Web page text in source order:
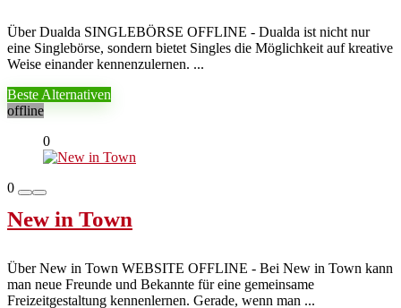
Über Dualda SINGLEBÖRSE OFFLINE - Dualda ist nicht nur
eine Singlebörse, sondern bietet Singles die Möglichkeit auf kreative
Weise einander kennenzulernen. ...
Beste Alternativen
offline
0
0
New in Town
Über New in Town WEBSITE OFFLINE - Bei New in Town kann
man neue Freunde und Bekannte für eine gemeinsame
Freizeitgestaltung kennenlernen. Gerade, wenn man ...